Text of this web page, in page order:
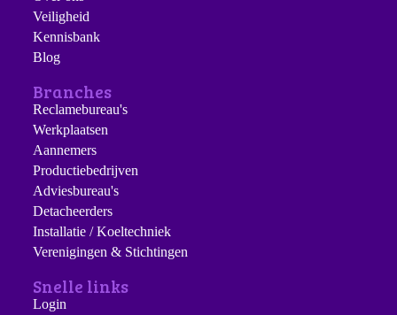
Veiligheid
Kennisbank
Blog
Branches
Reclamebureau's
Werkplaatsen
Aannemers
Productiebedrijven
Adviesbureau's
Detacheerders
Installatie / Koeltechniek
Verenigingen & Stichtingen
Snelle links
Login